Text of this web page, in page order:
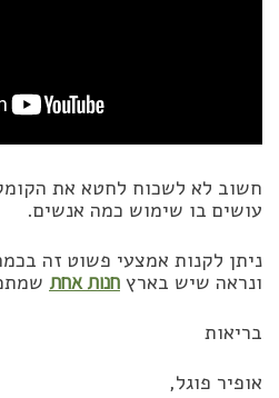
חשוב לא לשכוח לחטא את
עושים בו שימוש כמה אנשים.
ניתן לקנות אמצעי פשוט זה
ונראה שיש בארץ חנות אחת
בריאות
אופיר פוגל,